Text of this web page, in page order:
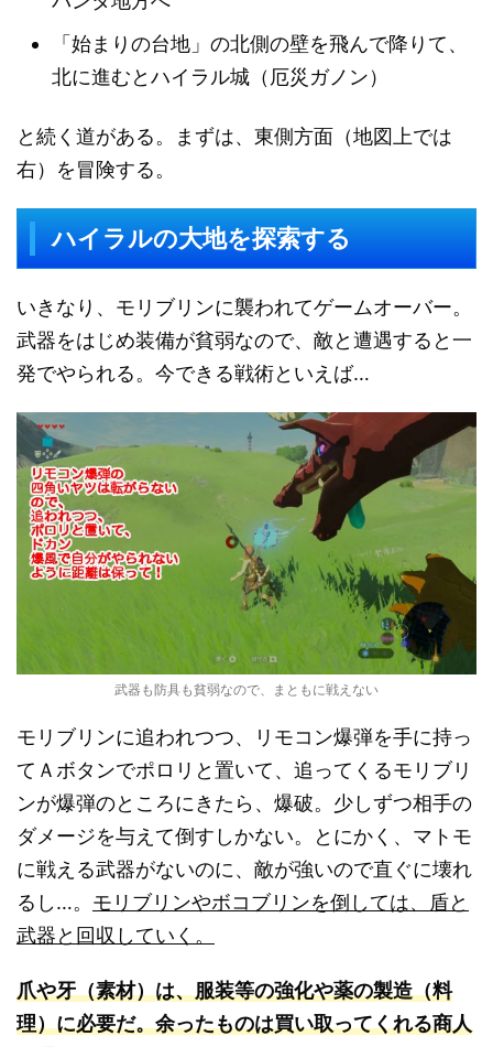
「始まりの台地」の北側の壁を飛んで降りて、
北に進むとハイラル城（厄災ガノン）
と続く道がある。まずは、東側方面（地図上では
右）を冒険する。
ハイラルの大地を探索する
いきなり、モリブリンに襲われてゲームオーバー。
武器をはじめ装備が貧弱なので、敵と遭遇すると一
発でやられる。今できる戦術といえば…
武器も防具も貧弱なので、まともに戦えない
モリブリンに追われつつ、リモコン爆弾を手に持っ
てＡボタンでポロリと置いて、追ってくるモリブリ
ンが爆弾のところにきたら、爆破。少しずつ相手の
ダメージを与えて倒すしかない。とにかく、マトモ
に戦える武器がないのに、敵が強いので直ぐに壊れ
るし…。 モリブリンやボコブリンを倒しては、盾と
武器と回収していく。
爪や牙（素材）は、服装等の強化や薬の製造（料
理）に必要だ。余ったものは買い取ってくれる商人